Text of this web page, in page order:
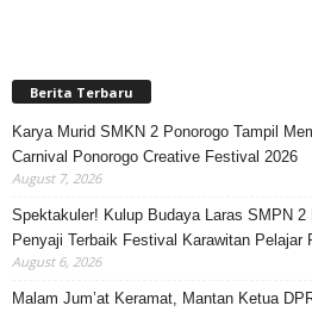
Berita Terbaru
Karya Murid SMKN 2 Ponorogo Tampil
Carnival Ponorogo Creative Festival 2026
August 7, 2026
Spektakuler! Kulup Budaya Laras SMPN 2
Penyaji Terbaik Festival Karawitan Pelajar
August 6, 2026
Malam Jum’at Keramat, Mantan Ketua